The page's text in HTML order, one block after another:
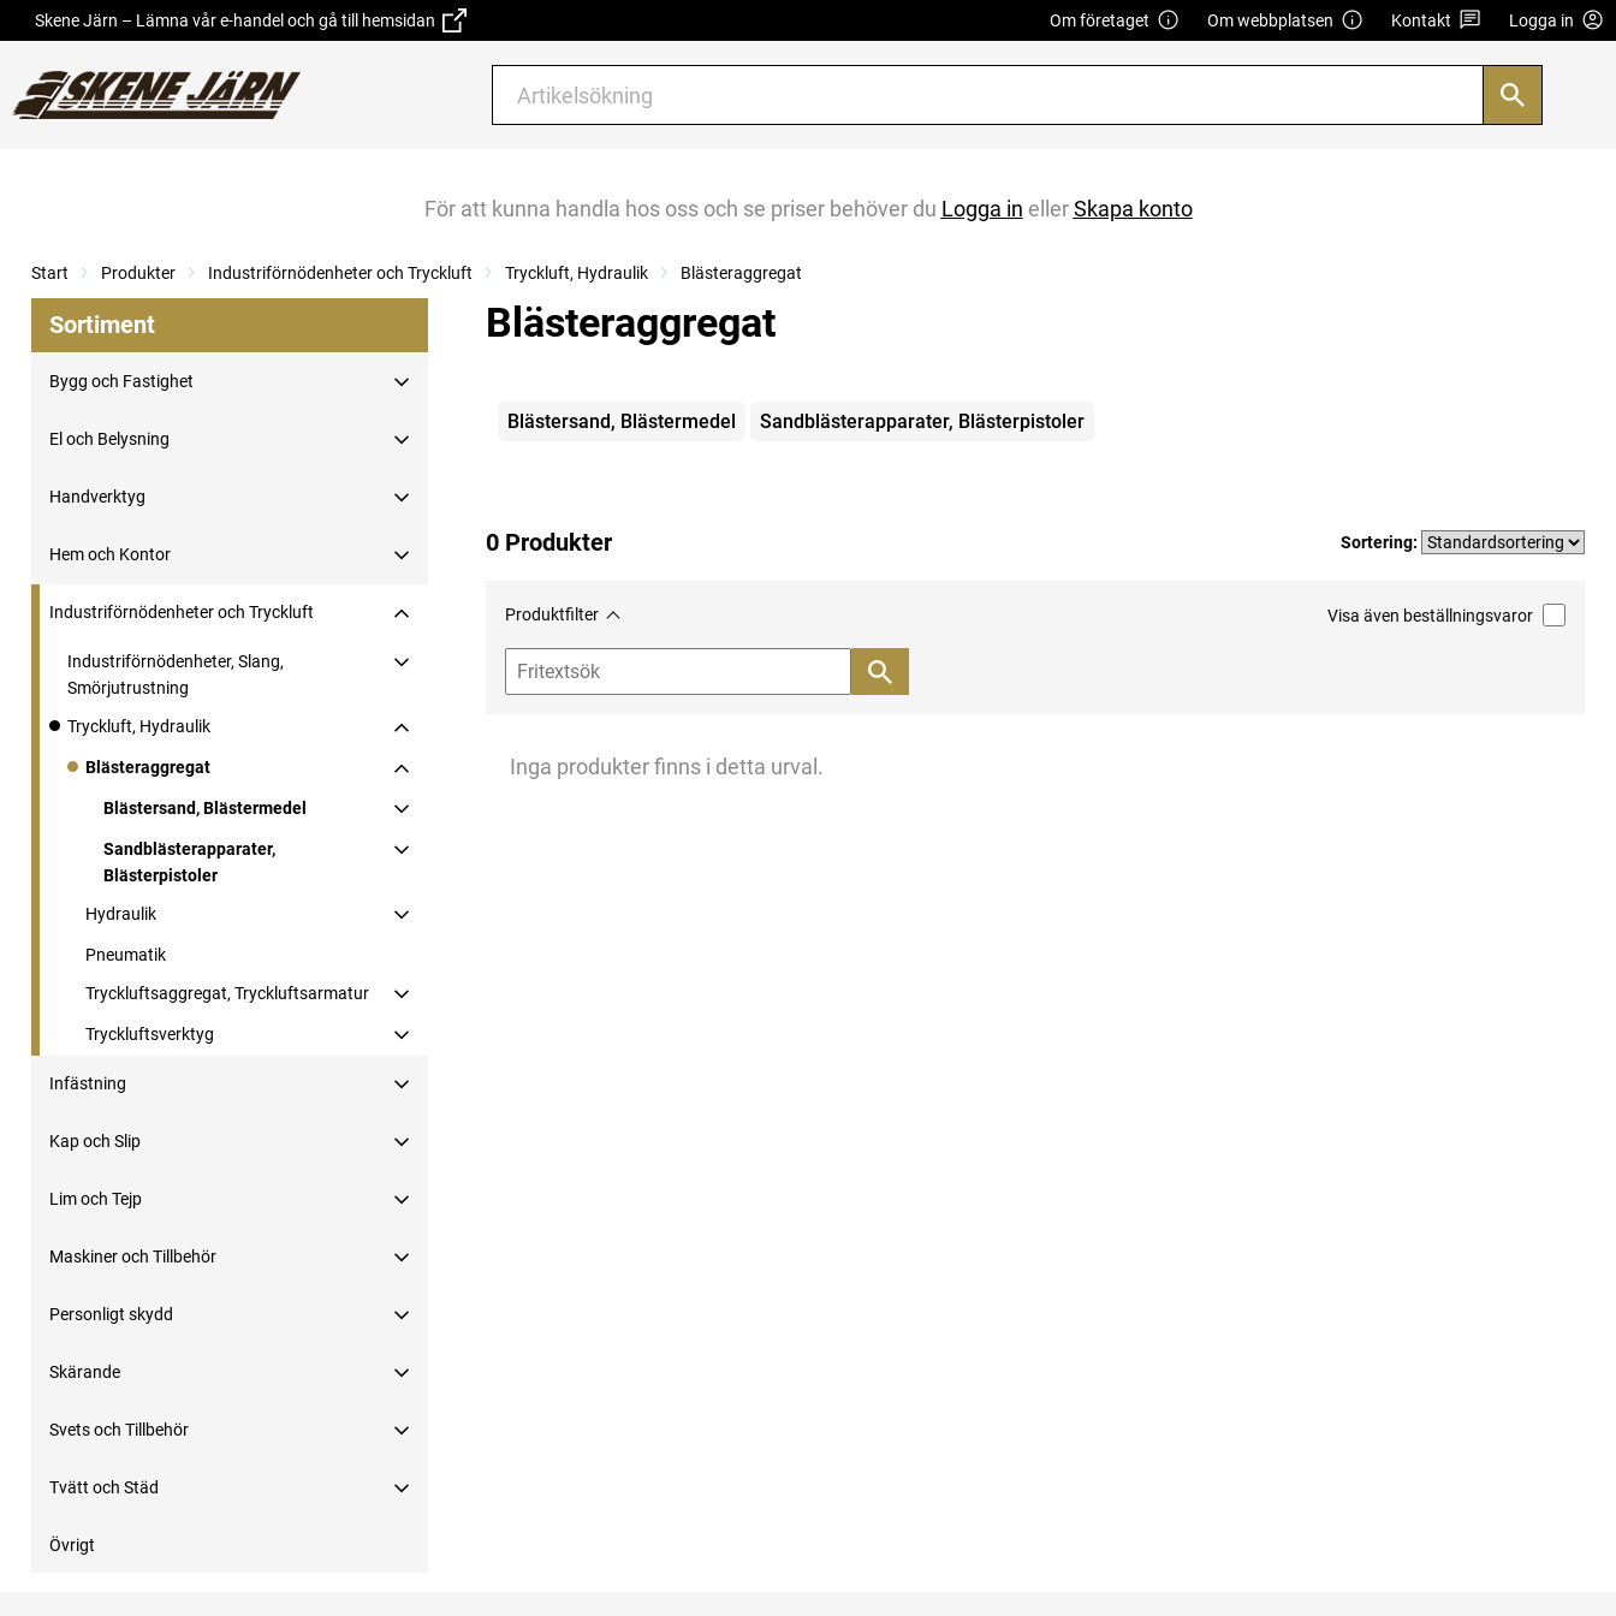
Skene Järn – Lämna vår e-handel och gå till hemsidan Om företaget Om webbplatsen Kontakt Logga in
För att kunna handla hos oss och se priser behöver du Logga in ellerSkapa konto
Start Produkter Industriförnödenheter och Tryckluft Tryckluft, Hydraulik Blästeraggregat
Sortiment
Bygg och Fastighet
El och Belysning
Handverktyg
Hem och Kontor
Industriförnödenheter och Tryckluft
Industriförnödenheter, Slang,
Smörjutrustning
Tryckluft, Hydraulik
Blästeraggregat
Blästersand, Blästermedel
Sandblästerapparater,
Blästerpistoler
Hydraulik
Pneumatik
Tryckluftsaggregat, Tryckluftsarmatur
Tryckluftsverktyg
Infästning
Kap och Slip
Lim och Tejp
Maskiner och Tillbehör
Personligt skydd
Skärande
Svets och Tillbehör
Tvätt och Städ
Övrigt
Blästeraggregat
Kategorier
Blästersand, Blästermedel Sandblästerapparater, Blästerpistoler
0 Produkter Sortering:
Produktfilter Visa även beställningsvaror
Inga produkter finns i detta urval.